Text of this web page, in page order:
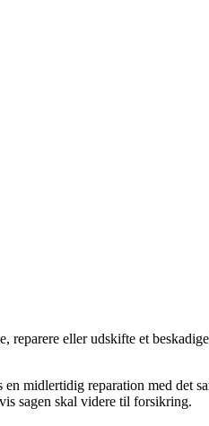
eller udskifte et
midlertidig reparation med det
sagen skal videre til forsikring.